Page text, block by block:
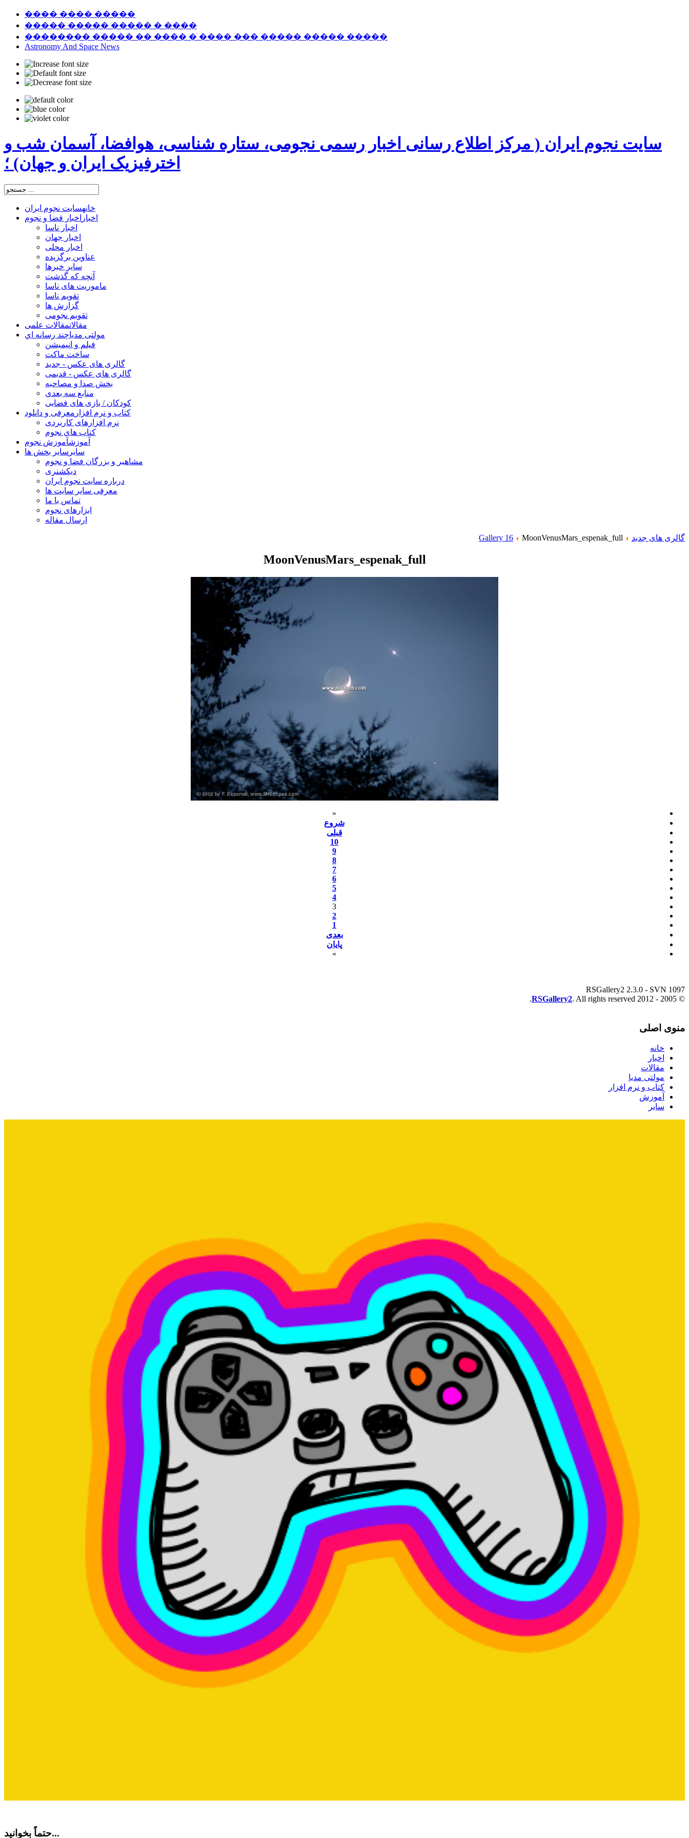
���� ���� �����
����� ����� ����� � ����
�������� ����� �� ���� � ���� ��� ����� ����� �����
Astronomy And Space News
سایت نجوم ایران ( مرکز اطلاع رسانی اخبار رسمی نجومی، ستاره شناسی، هوافضا، آسمان شب و
اخترفیزیک ایران و جهان) ؛
خانهسایت نجوم ایران
اخبار اخبار فضا و نجوم
اخبار ناسا
اخبار جهان
اخبار محلی
عناوین برگزیده
سایر خبرها
آنچه که گذشت
ماموریت های ناسا
تقویم ناسا
گزارش ها
تقویم نجومی
مقالاتمقالات علمی
مولتی مدیاچند رسانه اي
فیلم و انیمیشن
ساخت ماکت
گالری های عکس - جدید
گالری های عکس - قدیمی
بخش صدا و مصاحبه
منابع سه بعدی
کودکان / بازی های فضایی
کتاب و نرم افزار معرفی و دانلود
نرم افزارهای کاربردی
کتاب های نجوم
آموزشآموزش نجوم
سایر سایر بخش ها
مشاهیر و بزرگان فضا و نجوم
دیکشنری
درباره سایت نجوم ایران
معرفی سایر سایت ها
تماس با ما
ابزارهای نجوم
ارسال مقاله
گالری های جدید Gallery 16 MoonVenusMars_espenak_full
MoonVenusMars_espenak_full
«
شروع
قبلی
10
9
8
7
6
5
4
3
2
1
بعدی
پایان
»
RSGallery2 2.3.0 - SVN 1097
© 2005 - 2012
RSGallery2. All rights reserved.
منوی اصلی
خانه
اخبار
مقالات
مولتی مدیا
کتاب و نرم افزار
آموزش
سایر
حتماً بخوانید...